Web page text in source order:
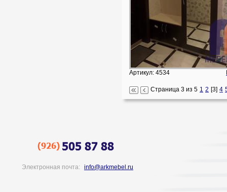
Артикул: 4534
Страница 3 из 5 1 2 [3] 4
Электронная почта: info@arkmebel.ru